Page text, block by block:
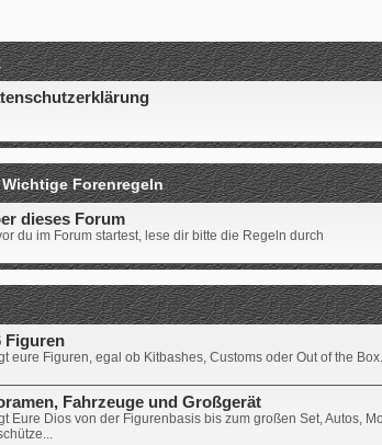
Forenregeln
dieses Forum
du im Forum startest, lese dir bitte die Regeln durch
Figuren
eure Figuren, egal ob Kitbashes, Customs oder Out of the Box.
Fahrzeuge und Großgerät
Eure Dios von der Figurenbasis bis zum großen Set, Autos,